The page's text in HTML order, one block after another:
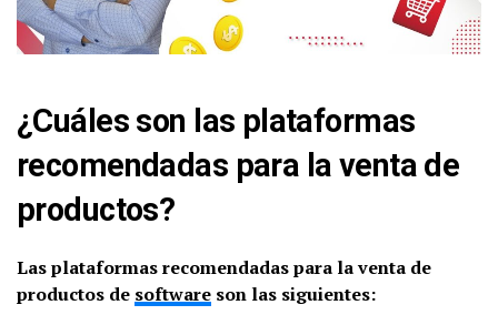
¿Cuáles son las plataformas
recomendadas para la venta de
productos?
Las plataformas recomendadas para la venta de
productos de software son las siguientes: